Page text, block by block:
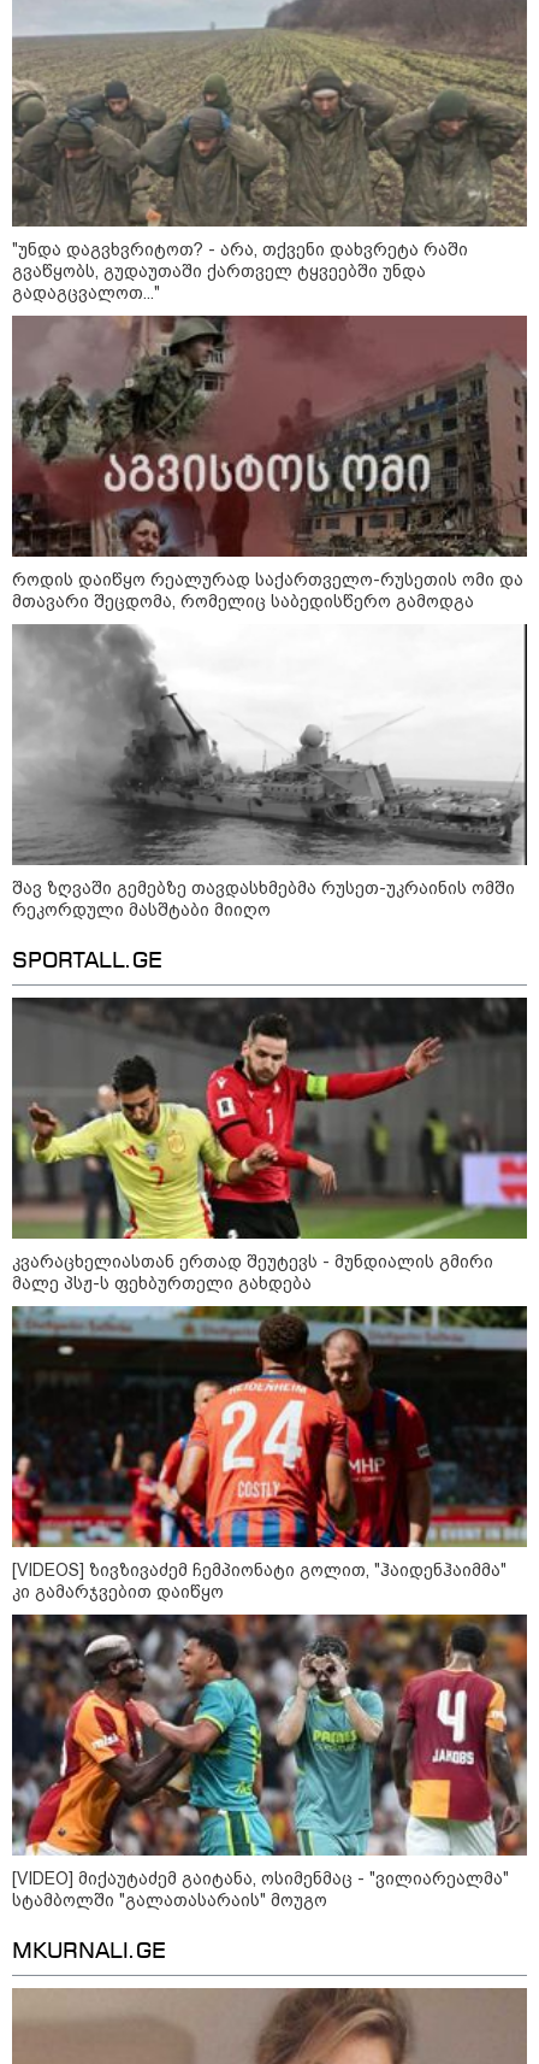
21:17 / 08-08-2026
აშშ-მა საქართველოში
დაფუძნებული კრიპტოკომპანია
დაასანქცირა
18:35 / 08-08-2026
"ბულგარეთის საჰაერო
სივრცეში დრონი აფეთქდა" -
ბულგარეთის პრემიერ-მინისტრი
კატეგორიის ყველა სიახლე
შსს - პოლიციამ თბილისში
კურიერზე ჯგუფურად ძალადობის
ბრალდებით 3 პირი, მათ შორის 2
დეპარტამენტის მიერ
სანქცირებული პირი არ
წარმოადგენს საქართველოს
ეროვნული ბანკის რეგულირებულ
სუბიექტს
რუსებმა ხარკოვს და ოდესას
დაარტყეს, არიან დაღუპულები და
დაშავებულები
გარემოს ეროვნული სააგენტოს
ინფორმაციით, 9-11 აგვისტოს
საქართველოში მოსალოდნელია
დროგამოშვებით წვიმა
მოზაიკა
11:17 / 08-08-2026
არშემდგარი ქორწინება 15 წლით უფროს
ქართველთან - ალინა კაბაევას
საიდუმლო ცხოვრება: როგორ
გამოიყურებოდა ის პლასტიკურ
ოპერაციებამდე
14:20 / 08-08-2026
"ქალაქი დავთმე, მაგრამ
ქალურობა - არა. ვერ იჯერებენ
რომელიც ქალაქიდან სოფლად
გადავიდა და ფერმერი გახდა
09:36 / 08-08-2026
"უნდა დაგვხვრიტოთ? - არა, თქვენი დახვრეტა რაში
გვაწყობს, გუდაუთაში ქართველ ტყვეებში უნდა
გადაგცვალოთ..."
როდის დაიწყო რეალურად საქართველო-რუსეთის ომი და
მთავარი შეცდომა, რომელიც საბედისწერო გამოდგა
შავ ზღვაში გემებზე თავდასხმებმა რუსეთ-უკრაინის ომში
რეკორდული მასშტაბი მიიღო
SPORTALL.GE
კვარაცხელიასთან ერთად შეუტევს - მუნდიალის გმირი
მალე პსჟ-ს ფეხბურთელი გახდება
[VIDEOS] ზივზივაძემ ჩემპიონატი გოლით, "ჰაიდენჰაიმმა"
კი გამარჯვებით დაიწყო
[VIDEO] მიქაუტაძემ გაიტანა, ოსიმენმაც - "ვილიარეალმა"
სტამბოლში "გალათასარაის" მოუგო
MKURNALI.GE